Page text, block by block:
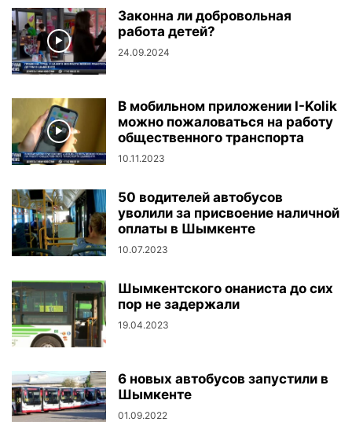
Законна ли добровольная
работа детей?
24.09.2024
В мобильном приложении I-Kolik
можно пожаловаться на работу
общественного транспорта
10.11.2023
50 водителей автобусов
уволили за присвоение наличной
оплаты в Шымкенте
10.07.2023
Шымкентского онаниста до сих
пор не задержали
19.04.2023
6 новых автобусов запустили в
Шымкенте
01.09.2022